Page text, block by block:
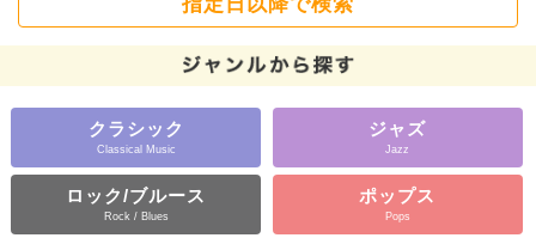
クラシック
Classical Music
ジャズ
Jazz
ロック/ブルース
Rock / Blues
ポップス
Pops